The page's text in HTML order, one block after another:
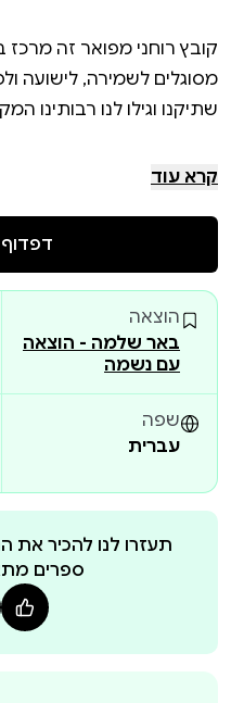
קובץ רוחני מפואר זה מרכז
מסוגלים לשמירה, לישועה
(קובץ זה הוכן על ידי רבי
התכנים מופיעים אף בספרו
'פלאי חותם שלמה'.
קרא עוד
הוצאה
באר שלמה - הוצאה
עם נשמה
שפה
עברית
תעזרו לנו להכיר את
ספרים